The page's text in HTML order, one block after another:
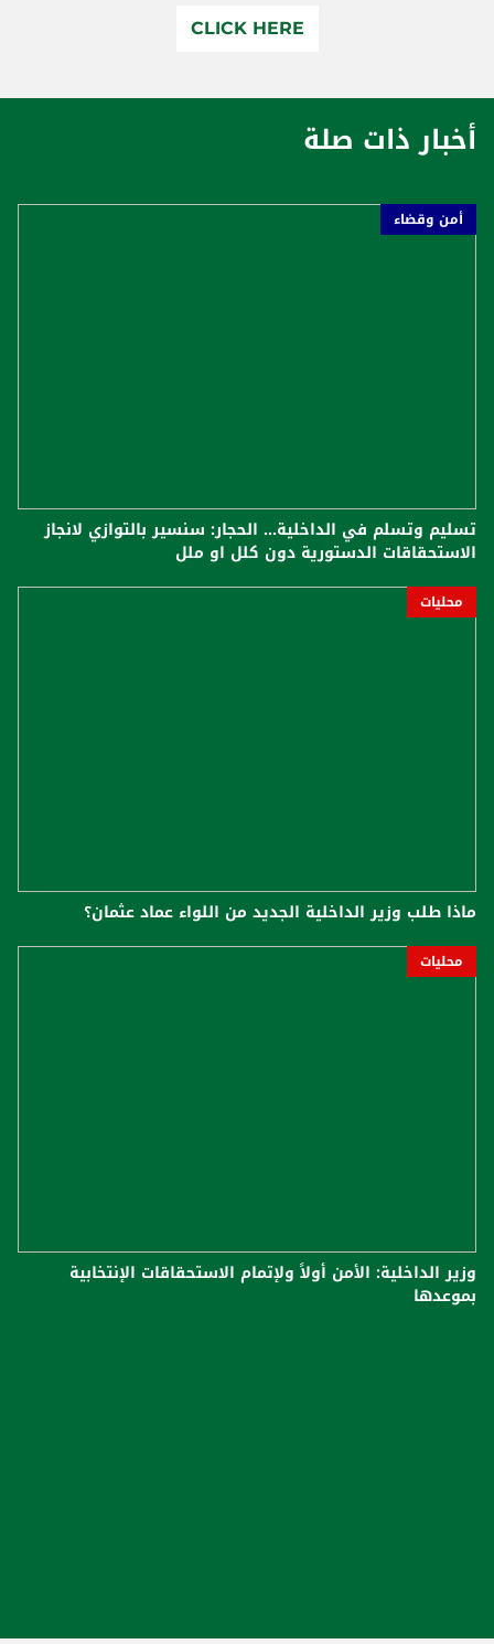
CLICK HERE
أخبار ذات صلة
أمن وقضاء
تسليم وتسلم في الداخلية... الحجار: سنسير بالتوازي لانجاز
الاستحقاقات الدستورية دون كلل او ملل
محليات
ماذا طلب وزير الداخلية الجديد من اللواء عماد عثمان؟
محليات
وزير الداخلية: الأمن أولاً ولإتمام الاستحقاقات الإنتخابية
بموعدها